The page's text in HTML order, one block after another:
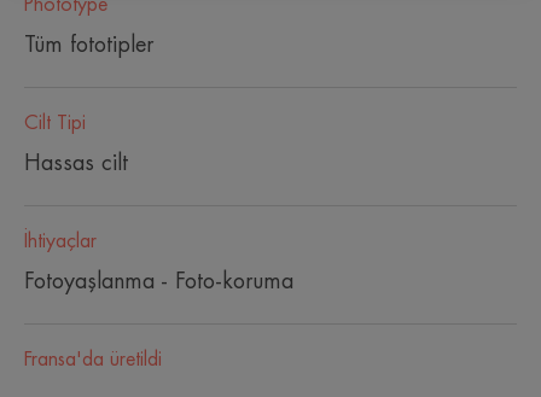
Phototype
Tüm fototipler
Cilt Tipi
Hassas cilt
İhtiyaçlar
Fotoyaşlanma - Foto-koruma
Fransa'da üretildi